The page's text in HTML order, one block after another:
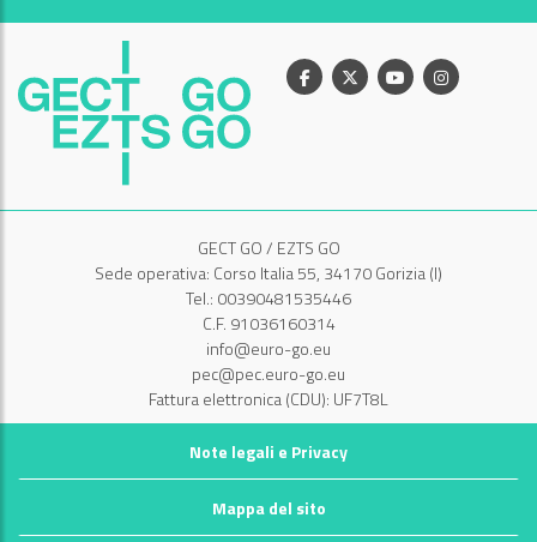
Facebook
X YoutubeInstagram
GECT GO / EZTS GO
Sede operativa: Corso Italia 55, 34170 Gorizia (I)
Tel.: 00390481535446
C.F. 91036160314
info@euro-go.eu
pec@pec.euro-go.eu
Fattura elettronica (CDU): UF7T8L
Note legali e Privacy
Mappa del sito